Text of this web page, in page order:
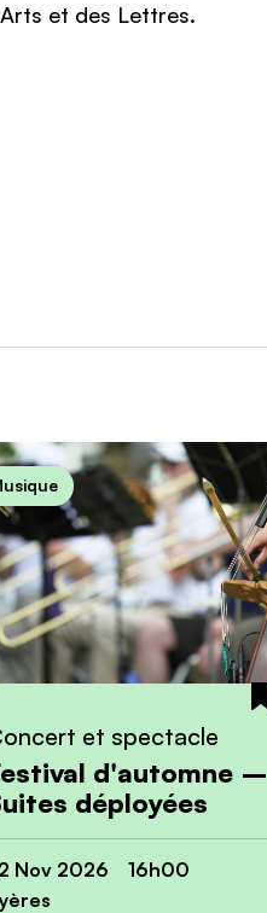
et des Lettres.
d'automne –
déployées
et spectacle
Nov 2026 16h00